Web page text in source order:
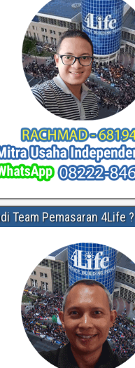
Team Pemasaran 4Life ?